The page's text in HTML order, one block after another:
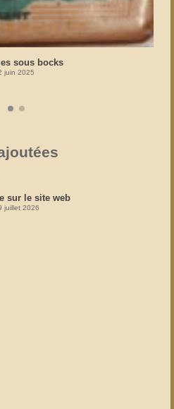
sous bocks
juin 2025
sur le site web
juillet 2026